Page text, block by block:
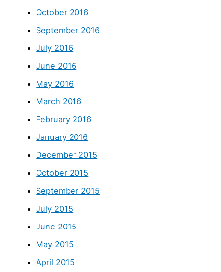
October 2016
September 2016
July 2016
June 2016
May 2016
March 2016
February 2016
January 2016
December 2015
October 2015
September 2015
July 2015
June 2015
May 2015
April 2015